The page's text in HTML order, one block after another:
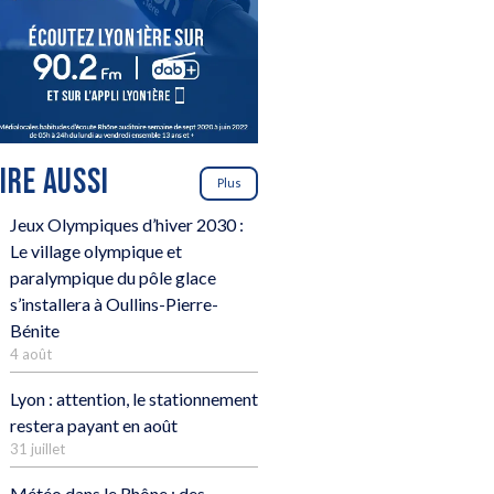
AUSSI Plus
Jeux Olympiques d’hiver 2030 :
Le village olympique et
paralympique du pôle glace
s’installera à Oullins-Pierre-
Bénite
4 août
Lyon : attention, le stationnement
restera payant en août
31 juillet